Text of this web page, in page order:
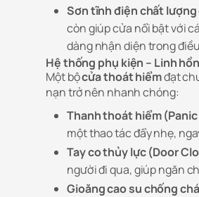
Sơn tĩnh điện chất lượng
còn giúp cửa nổi bật với
dàng nhận diện trong
Hệ thống phụ kiện – Linh
Một bộcửa thoát hiểmđạt
nạn trở nên nhanh chóng:
Thanh thoát hiểm (Panic
một thao tác đẩy nhẹ,
Tay co thủy lực (Door
người đi qua, giúp ngăn
Gioăng cao su chống